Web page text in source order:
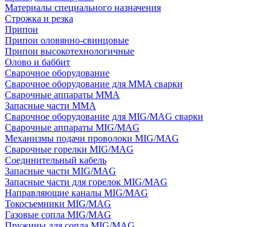
Материалы специального назначения
Строжка и резка
Припои
Припои оловянно-свинцовые
Припои высокотехнологичные
Олово и баббит
Сварочное оборудование
Сварочное оборудование для MMA сварки
Сварочные аппараты MMA
Запасные части MMA
Сварочное оборудование для MIG/MAG сварки
Сварочные аппараты MIG/MAG
Механизмы подачи проволоки MIG/MAG
Сварочные горелки MIG/MAG
Соединительный кабель
Запасные части MIG/MAG
Запасные части для горелок MIG/MAG
Направляющие каналы MIG/MAG
Токосъемники MIG/MAG
Газовые сопла MIG/MAG